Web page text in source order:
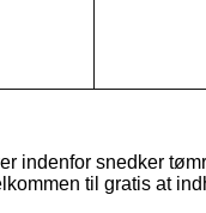
indenfor snedker
til gratis at